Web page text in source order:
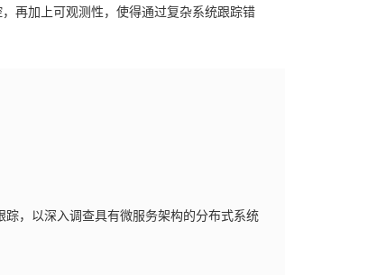
再加上可观测性，使得通过复杂系统跟踪错
踪，以深入调查具有微服务架构的分布式系统